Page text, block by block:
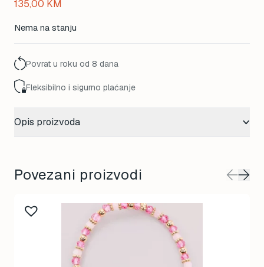
135,00 KM
Nema na stanju
Povrat u roku od 8 dana
Fleksibilno i sigurno plaćanje
Opis proizvoda
Povezani proizvodi